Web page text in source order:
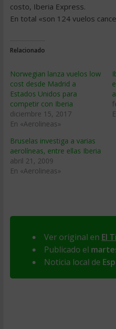
costo, Iberia Express.
En total «son 124 vuelos
Relacionado
Norwegian lanza vuelos low
cost desde Madrid a
Estados Unidos para
competir con Iberia
diciembre 15, 2017
En «Aerolineas»
Bruselas investiga a varias
aerolí­neas, entre ellas Iberia
abril 21, 2009
En «Aerolineas»
Ver original en El
Publicado el
Noticia local de